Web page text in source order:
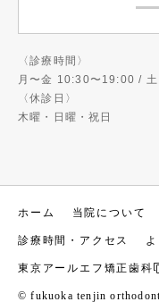
〈診療時間〉
月〜金 10:30〜19:00 /
〈休診日〉
木曜・日曜・祝日
ホーム 当院について
診療時間・アクセス
東京アールエフ矯正歯科
© fukuoka tenjin